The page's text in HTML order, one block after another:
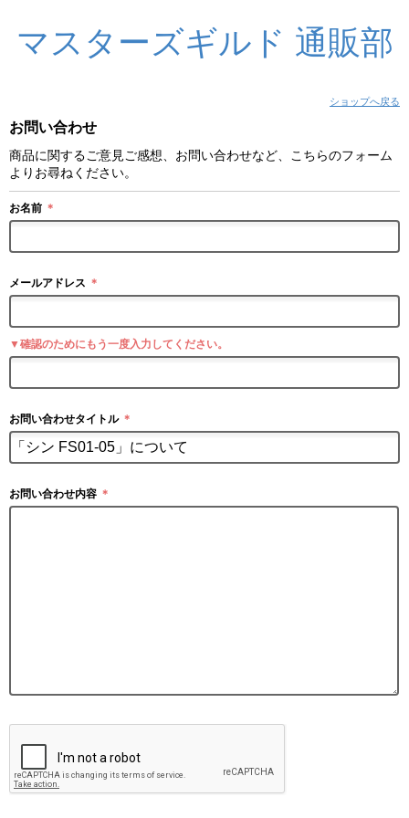
マスターズギルド 通販部
ショップへ戻る
お問い合わせ
商品に関するご意見ご感想、お問い合わせなど、こちらのフォーム
よりお尋ねください。
お名前 ＊
メールアドレス ＊
▼確認のためにもう一度入力してください。
お問い合わせタイトル ＊
お問い合わせ内容 ＊